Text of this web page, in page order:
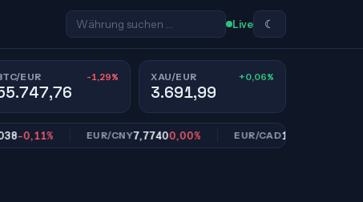
Live ☾
EUR -1,29% XAU/EUR +0,06%
3.691,99
EUR/CNY7,77400,00% EUR/CAD1,6154